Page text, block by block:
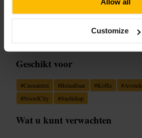
Allow all
Customize
“Casual eten met lokale
Geschikt voor
#Casualeten #Betaalbaar #Koffie #
#NoordCity #Snellehap
Wat u kunt verwachten